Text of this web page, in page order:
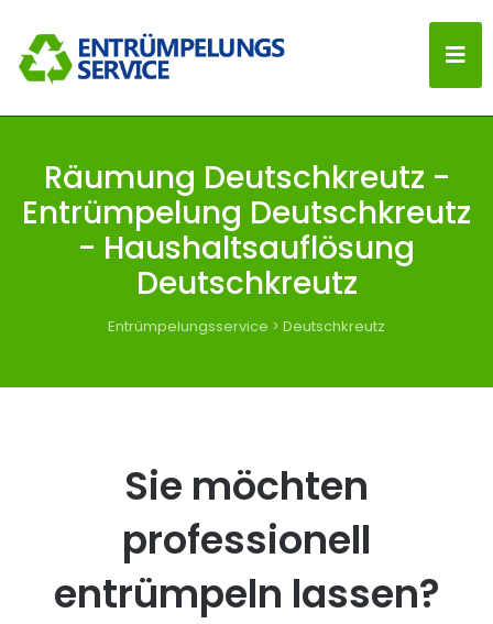
Räumung Deutschkreutz -
Entrümpelung Deutschkreutz
- Haushaltsauflösung
Deutschkreutz
Entrümpelungsservice > Deutschkreutz
Sie möchten
professionell
entrümpeln lassen?